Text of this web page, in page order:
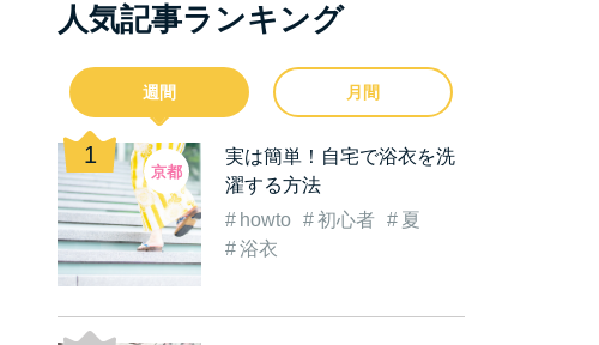
人気記事ランキング
週間 月間
実は簡単！自宅で浴衣を洗
濯する方法
howto
初心者
夏
浴衣
京都